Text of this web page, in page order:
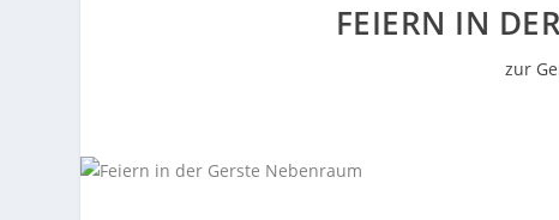
FEIERN IN
zur